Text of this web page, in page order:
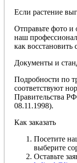
Если растение
Отправьте фото и
наш
как восстановить
Документы и
Подробности по
соответствуют
Правительства
08.11.1998).
Как заказать
Посетите
выберите
Оставьте